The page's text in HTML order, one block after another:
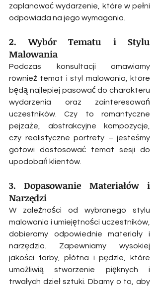
zaplanować wydarzenie, które w pełni
odpowiada na jego wymagania.
2. Wybór Tematu i Stylu
Malowania
Podczas konsultacji omawiamy
również temat i styl malowania, które
będą najlepiej pasować do charakteru
wydarzenia oraz zainteresowań
uczestników. Czy to romantyczne
pejzaże, abstrakcyjne kompozycje,
czy realistyczne portrety – jesteśmy
gotowi dostosować temat sesji do
upodobań klientów.
3. Dopasowanie Materiałów i
Narzędzi
W zależności od wybranego stylu
malowania i umiejętności uczestników,
dobieramy odpowiednie materiały i
narzędzia. Zapewniamy wysokiej
jakości farby, płótna i pędzle, które
umożliwią stworzenie pięknych i
trwałych dzieł sztuki. Dbamy o to, aby